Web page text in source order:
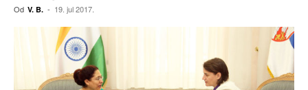
Od V. B. - 19. jul 2017.